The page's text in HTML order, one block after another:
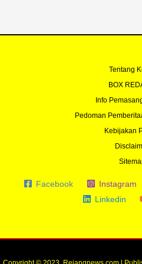
Tentang
BOX
Info
Pedoman
Kebijakan
Facebook Instagram
Linkedin